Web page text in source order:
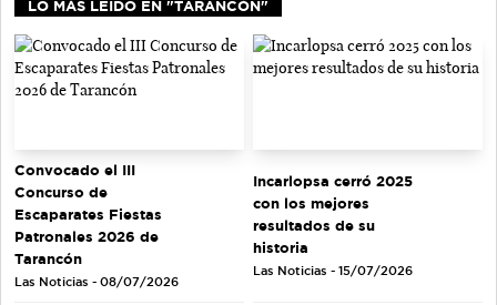
LO MÁS LEIDO EN "TARANCÓN"
Convocado el III
Concurso de
Escaparates Fiestas
Patronales 2026 de
Tarancón
Las Noticias - 08/07/2026
Incarlopsa cerró 2025
con los mejores
resultados de su
historia
Las Noticias - 15/07/2026